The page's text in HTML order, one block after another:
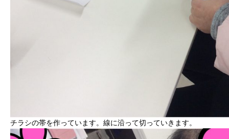
チラシの帯を作っています。線に沿って切っていきます。